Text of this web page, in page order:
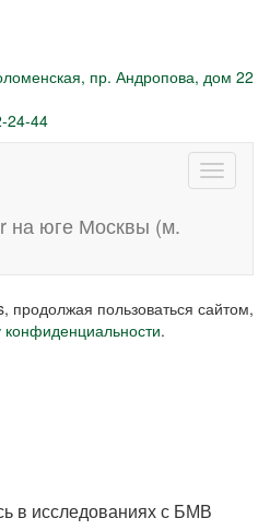
пр. Андропова, дом 22
24-44
пользоваться сайтом,
конфиденциальности.
в исследованиях с БМВ